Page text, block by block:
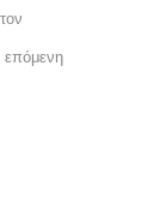
επόμενη